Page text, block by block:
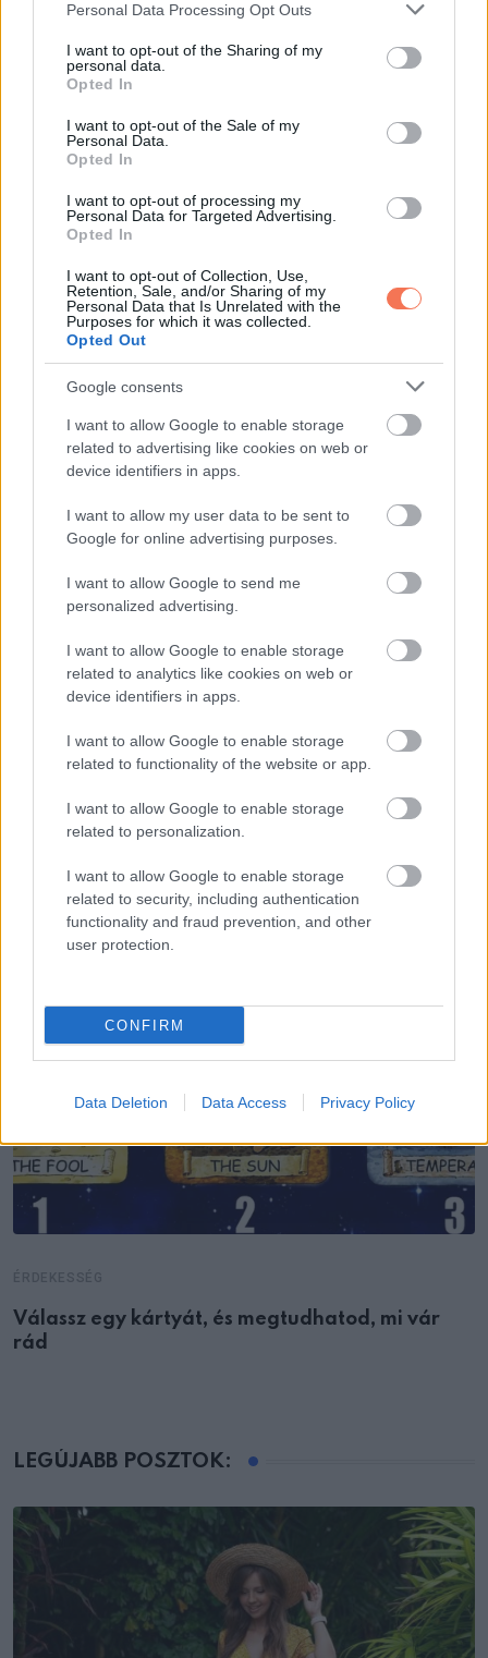
Please note that this website/app uses one or more Google
not limited to your visit or usage behaviour. You may click to
grant or deny consent to Google and its third-party tags to
use your data for below specified purposes in below Google
consent section.
Personal Data Processing Opt Outs
I want to opt-out of the Sharing of my
personal data.
Opted In
I want to opt-out of the Sale of my
Personal Data.
Opted In
I want to opt-out of processing my
Personal Data for Targeted Advertising.
Opted In
I want to opt-out of Collection, Use,
Retention, Sale, and/or Sharing of my
Personal Data that Is Unrelated with the
Purposes for which it was collected.
Opted Out
Google consents
I want to allow Google to enable storage
related to advertising like cookies on web or
device identifiers in apps.
I want to allow my user data to be sent to
Google for online advertising purposes.
I want to allow Google to send me
personalized advertising.
I want to allow Google to enable storage
related to analytics like cookies on web or
device identifiers in apps.
I want to allow Google to enable storage
related to functionality of the website or app.
I want to allow Google to enable storage
related to personalization.
I want to allow Google to enable storage
related to security, including authentication
functionality and fraud prevention, and other
user protection.
CONFIRM
Data Deletion Data Access Privacy Policy
Oszd meg ezt a posztot:
via
Email
ELŐZŐ POSZT
Monica Lewinsky őszintén beszél 30 évvel a
Clinton-ügy után
A pajzsmirigy problémák 10 rejtet tünetei,
amit sokan nem vesznek figyelembe!
További bejegyzések
Válassz egy kártyát, és megtudhatod, mi vár
rád
LEGÚJABB POSZTOK: